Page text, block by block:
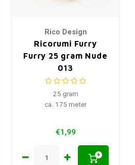
Rico Design
Ricorumi Furry
Furry 25 gram Nude
013
25 gram
ca. 175 meter
€1,99
+